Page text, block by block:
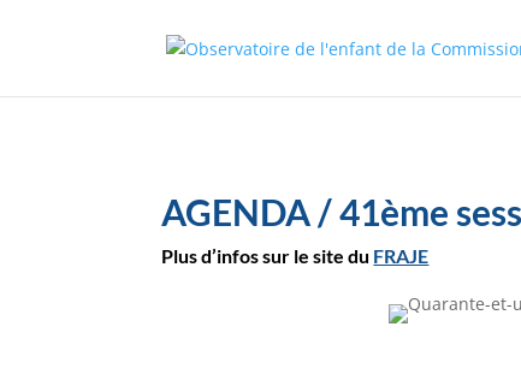
AGENDA / 41ème
Plus d’infos sur le site du FRAJE